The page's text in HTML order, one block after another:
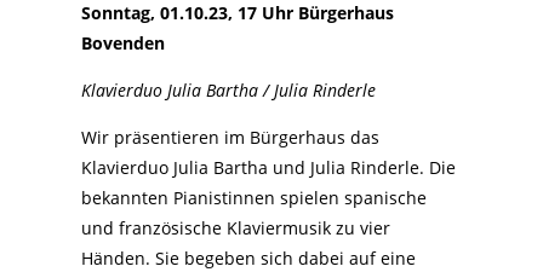
Sonntag, 01.10.23, 17 Uhr Bürgerhaus
Bovenden
Klavierduo Julia Bartha / Julia Rinderle
Wir präsentieren im Bürgerhaus das
Klavierduo Julia Bartha und Julia Rinderle. Die
bekannten Pianistinnen spielen spanische
und französische Klaviermusik zu vier
Händen. Sie begeben sich dabei auf eine